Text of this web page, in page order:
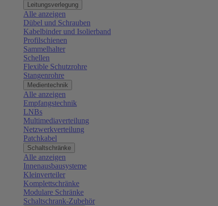
Leitungsverlegung
Alle anzeigen
Dübel und Schrauben
Kabelbinder und Isolierband
Profilschienen
Sammelhalter
Schellen
Flexible Schutzrohre
Stangenrohre
Medientechnik
Alle anzeigen
Empfangstechnik
LNBs
Multimediaverteilung
Netzwerkverteilung
Patchkabel
Schaltschränke
Alle anzeigen
Innenausbausysteme
Kleinverteiler
Komplettschränke
Modulare Schränke
Schaltschrank-Zubehör